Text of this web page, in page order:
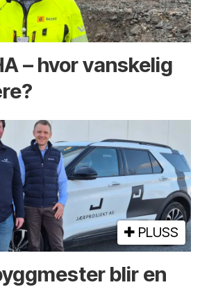
– hvor vanskelig
PLUSS
blir en